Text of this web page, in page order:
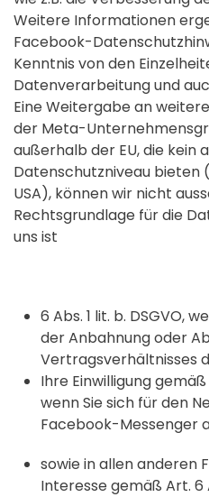
Weitere Informationen
Facebook-
Kenntnis von den
Datenverarbeitung und
Eine Weitergabe an
der Meta-
außerhalb der EU, die kein
Datenschutzniveau bieten
USA), können wir nicht
Rechtsgrundlage für die
uns ist
6 Abs. 1 lit. b. DSGVO,
der Anbahnung oder
Vertragsverhältnisses
Ihre Einwilligung gemäß
wenn Sie sich für den
Facebook-Messenger
sowie in allen anderen
Interesse gemäß Art. 6